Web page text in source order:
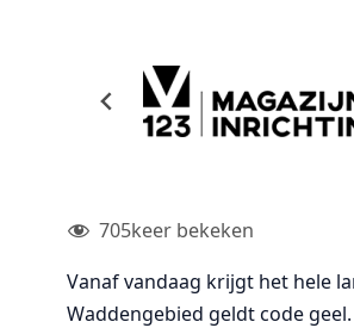
705keer bekeken
Vanaf vandaag krijgt het hele
Waddengebied geldt code geel.